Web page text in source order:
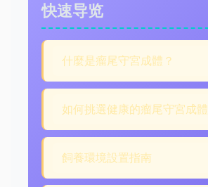
快速导览
什麼是瘤尾守宮成體？
如何挑選健康的瘤尾守宮成體
飼養環境設置指南